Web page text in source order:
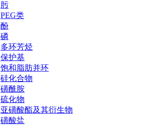
肟
PEG类
酚
磷
多环芳烃
保护基
饱和脂肪并环
硅化合物
磺酰胺
硫化物
亚磺酸酯及其衍生物
磺酸盐